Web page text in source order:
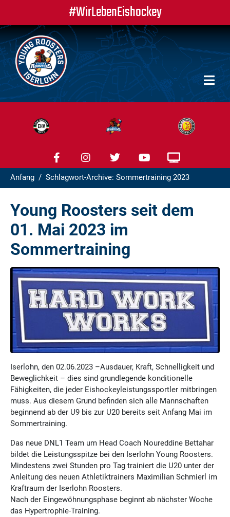
#WirLebenEishockey
Anfang Schlagwort-Archive: Sommertraining 2023
Young Roosters seit dem
01. Mai 2023 im
Sommertraining
Iserlohn, den 02.06.2023 –Ausdauer, Kraft, Schnelligkeit und
Beweglichkeit – dies sind grundlegende konditionelle
Fähigkeiten, die jeder Eishockeyleistungssportler mitbringen
muss. Aus diesem Grund befinden sich alle Mannschaften
beginnend ab der U9 bis zur U20 bereits seit Anfang Mai im
Sommertraining.
Das neue DNL1 Team um Head Coach Noureddine Bettahar
bildet die Leistungsspitze bei den Iserlohn Young Roosters.
Mindestens zwei Stunden pro Tag trainiert die U20 unter der
Anleitung des neuen Athletiktrainers Maximilian Schmierl im
Kraftraum der Iserlohn Roosters.
Nach der Eingewöhnungsphase beginnt ab nächster Woche
das Hypertrophie-Training.